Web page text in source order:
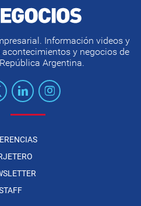
Información videos y
y negocios de
Argentina.